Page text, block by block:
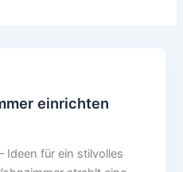
einrichten
Ideen für ein stilvolles